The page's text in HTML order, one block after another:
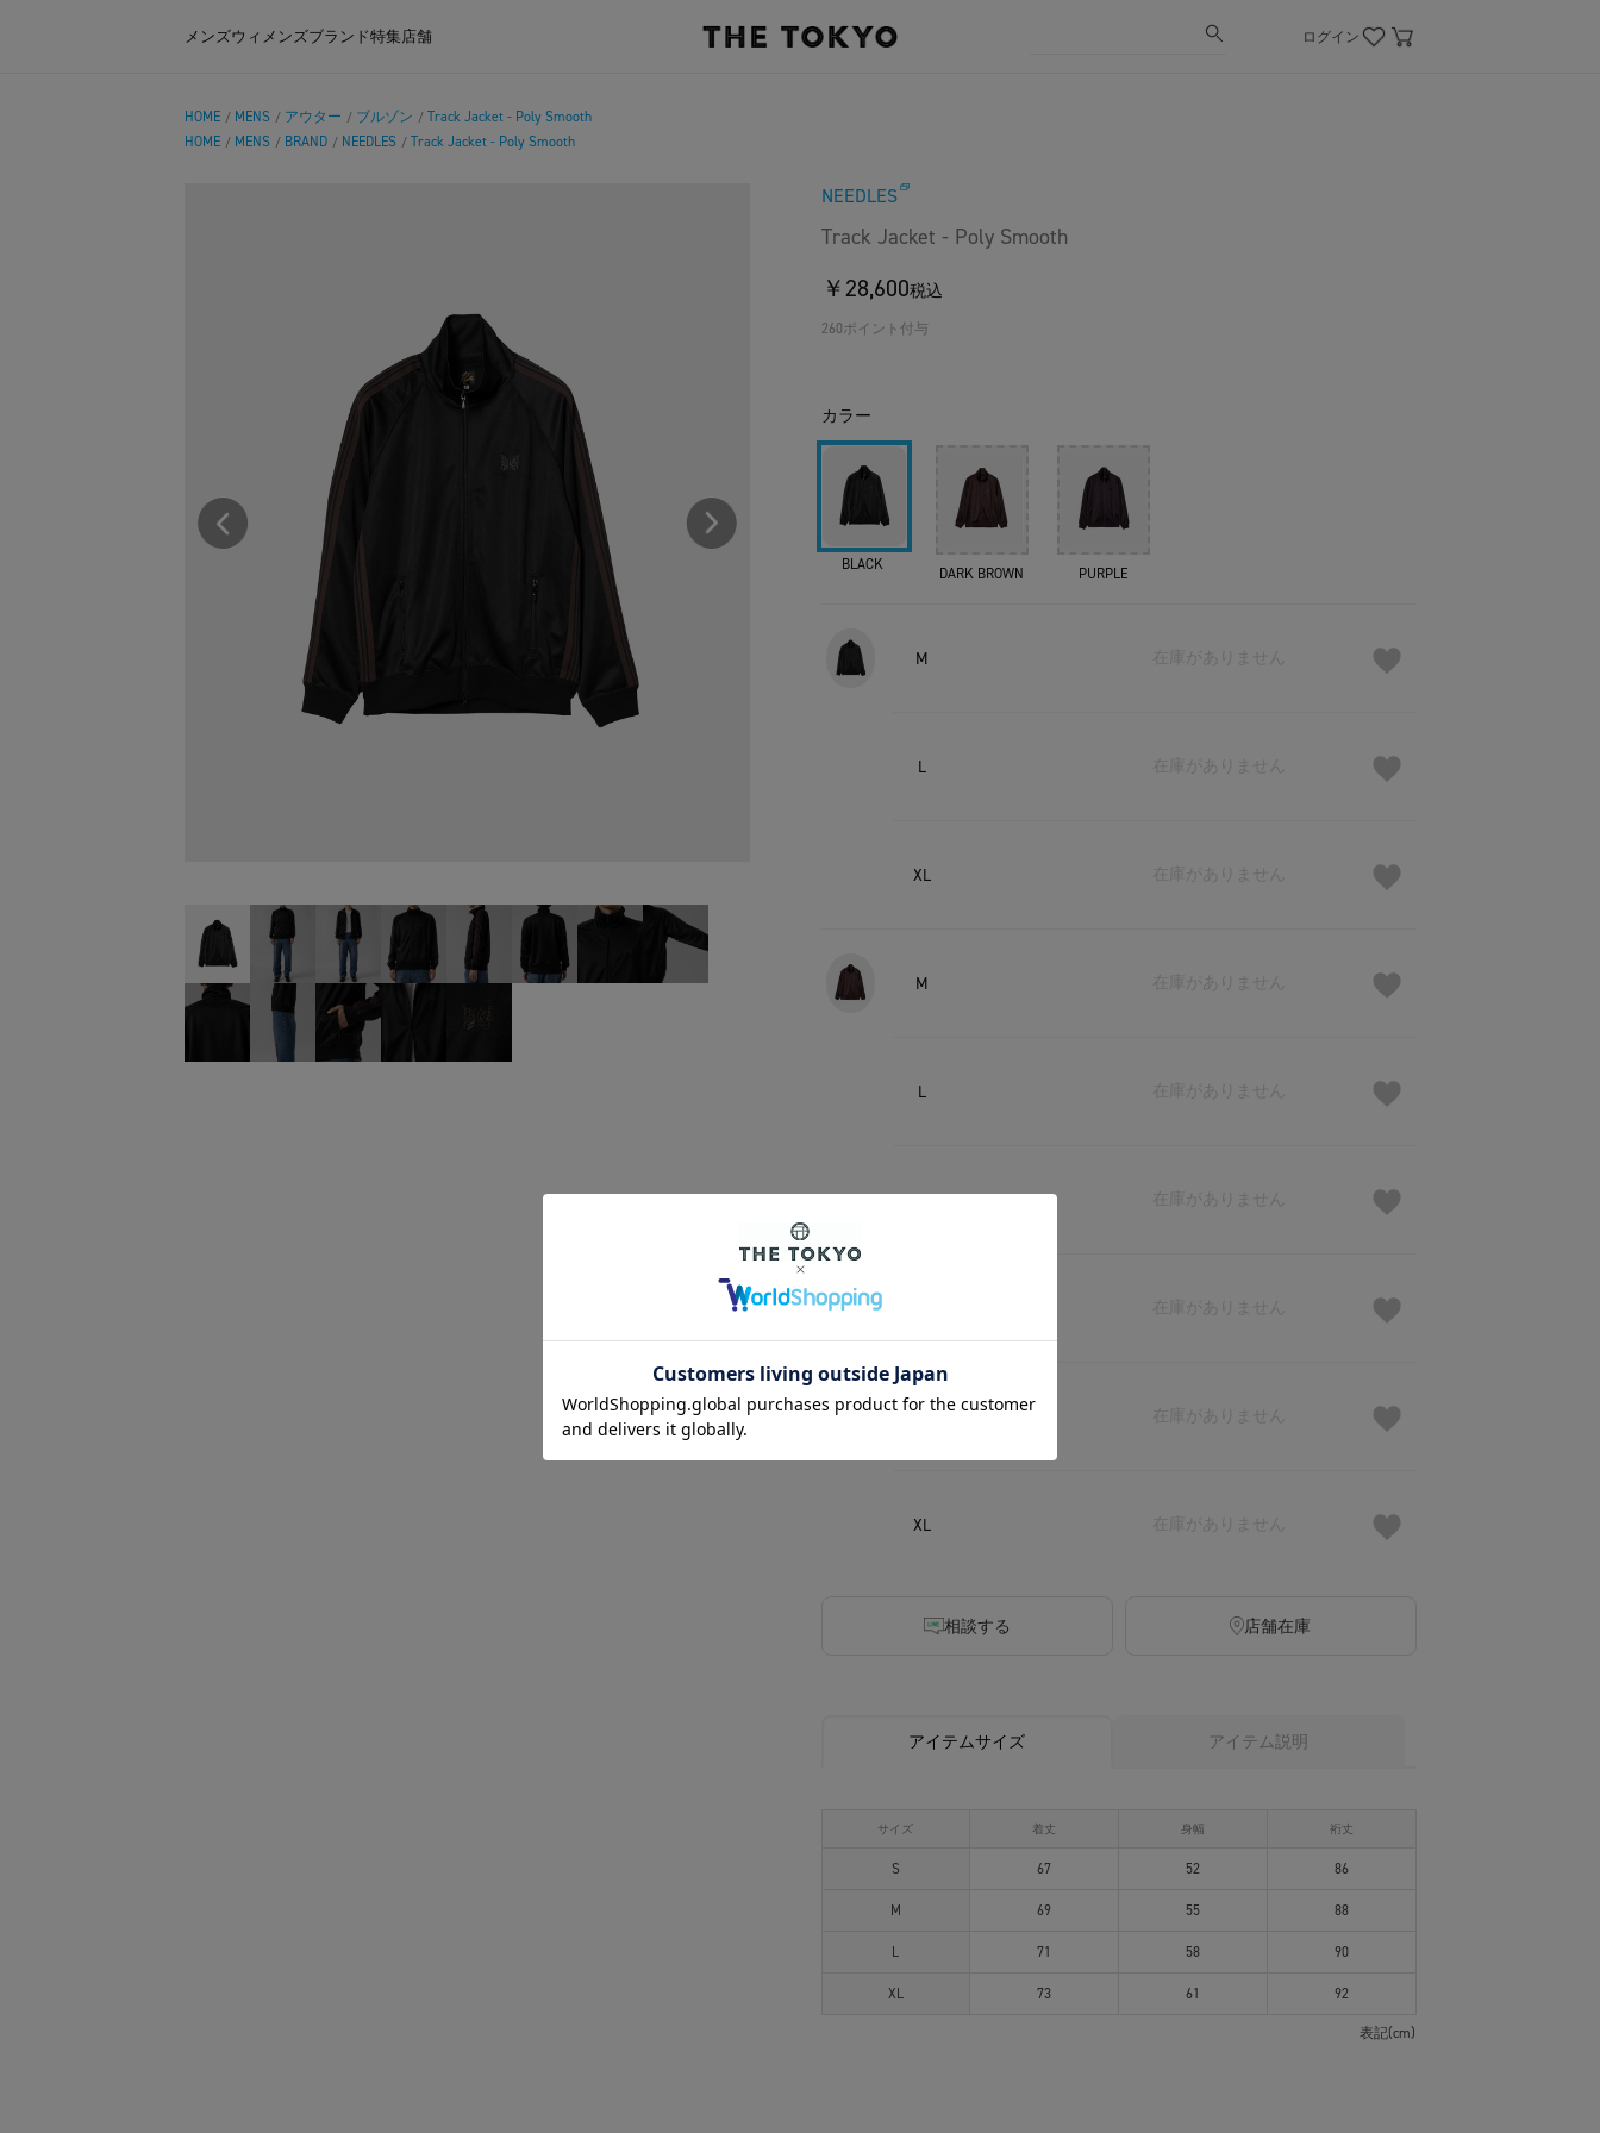
メンズウィメンズブランド特集店舗 ログイン
HOME / MENS / アウター / ブルゾン / Track Jacket - Poly Smooth
HOME / MENS / BRAND / NEEDLES / Track Jacket - Poly Smooth
NEEDLES
Track Jacket - Poly Smooth
￥28,600税込
260ポイント付与
カラー
BLACK DARK BROWN PURPLE
M
L
XL
M
L
XL
L
XL
相談する 店舗在庫
アイテムサイズ アイテム説明
サイズ 着丈 身幅 裄丈
S 67 52 86
M 69 55 88
L 71 58 90
XL 73 61 92
表記(cm)